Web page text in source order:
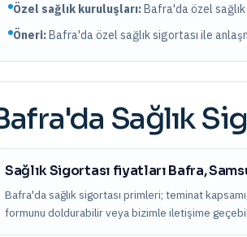
Özel sağlık kuruluşları:Bafra'daözel
Öneri:Bafra'da özel sağlık sigortası ile
'da Sağlık
Sağlık Sigortası fiyatları Bafra,
Bafra'da sağlık sigortası primleri; teminat
formunu doldurabilir veya bizimle iletişime